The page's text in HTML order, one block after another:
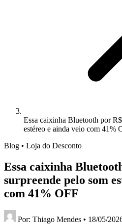
Essa caixinha Bluetooth por
estéreo e ainda veio com 41%
Blog • Loja do Desconto
Essa caixinha
surpreende pelo som
com 41% OFF
Por: Thiago Mendes • 18/05/